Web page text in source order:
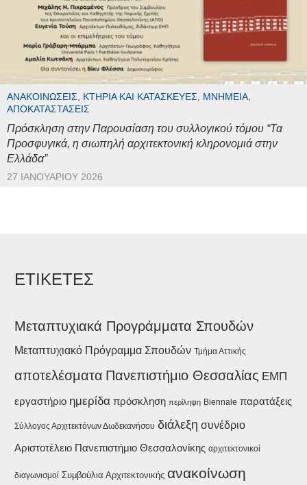
ΑΝΑΚΟΙΝΏΣΕΙΣ, ΚΤΉΡΙΑ ΚΑΙ ΚΑΤΑΣΚΕΥΈΣ, ΜΝΗΜΕΊΑ,
ΑΠΟΚΑΤΑΣΤΆΣΕΙΣ
Πρόσκληση στην Παρουσίαση του συλλογικού τόμου “Τα
Προσφυγικά, η σιωπηλή αρχιτεκτονική κληρονομιά στην
Ελλάδα”
27 ΙΑΝΟΥΑΡΊΟΥ 2026
ΕΤΙΚΕΤΕΣ
Μεταπτυχιακά Προγράμματα Σπουδών
Μεταπτυχιακό Πρόγραμμα Σπουδών Τμήμα Αττικής
αποτελέσματα Πανεπιστήμιο Θεσσαλίας ΕΜΠ
εργαστήριο ημερίδα πρόσκληση περίληψη Biennale παρατάξεις
Σύλλογος Αρχιτεκτόνων Δωδεκανήσου διάλεξη συνέδριο
Αριστοτέλειο Πανεπιστήμιο Θεσσαλονίκης αρχιτεκτονικοί
διαγωνισμοί Συμβούλια Αρχιτεκτονικής ανακοίνωση